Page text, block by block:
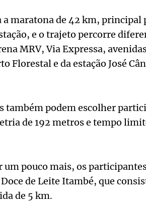
maratona de 42 km, principal
e o trajeto percorre
MRV, Via Expressa,
Florestal e da estação José
também podem escolher
de 192 metros e tempo
um pouco mais, os
de Leite Itambé, que
de 5 km.